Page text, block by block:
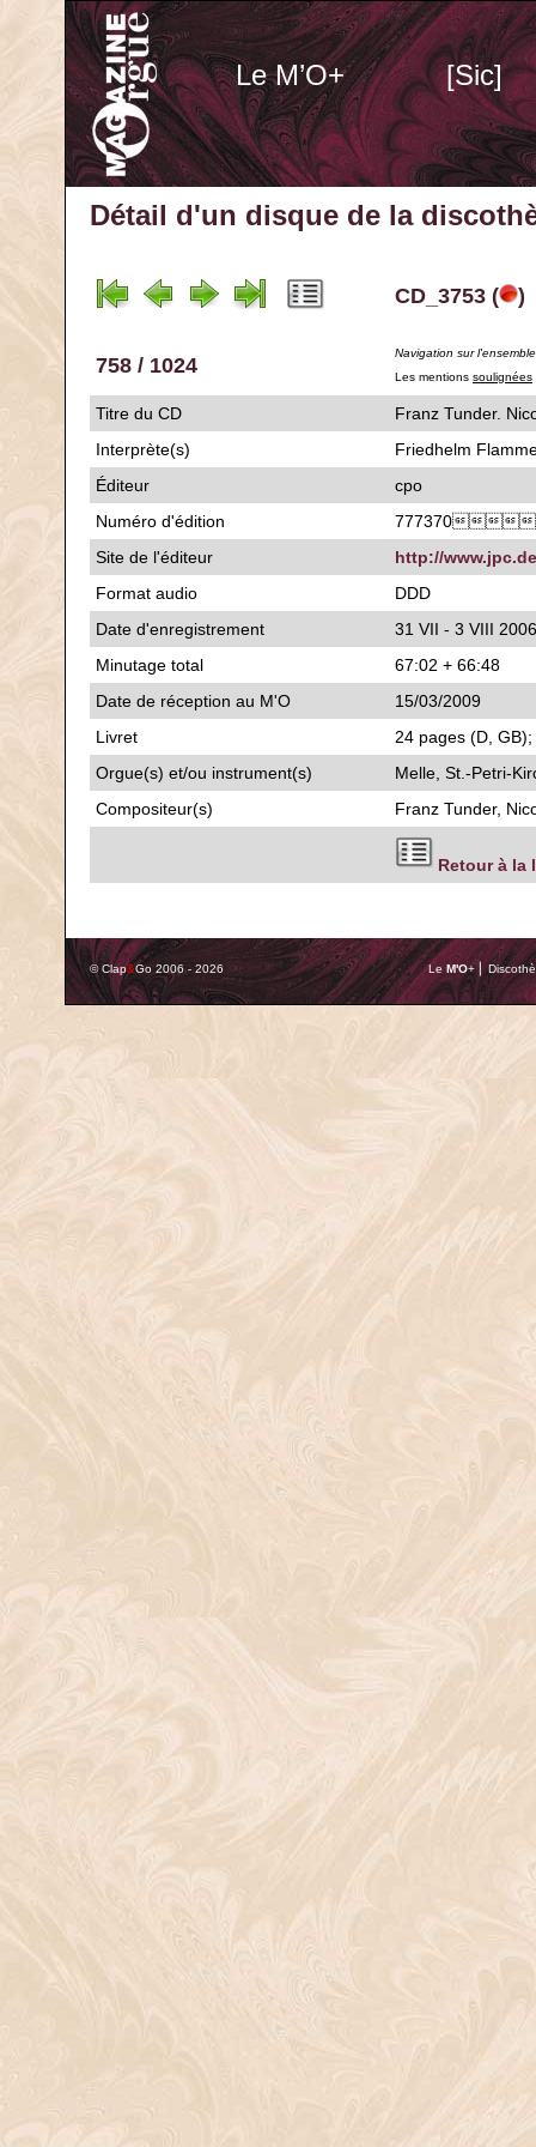
Le M’O+ [Sic]
Détail d'un disque de la
CD_3753 ( )
758 / 1024
Navigation sur
Les mentions soulignées
Titre du CD
Franz
Interprète(s)
Friedhelm
Éditeur
cpo
Numéro d'édition
Site de l'éditeur
http://www.jpc.de
Format audio
DDD
Date d'enregistrement
31 VII - 3 VIII 2006
Minutage total
67:02 + 66:48
Date de réception au M'O
15/03/2009
Livret
24 pages (D,
Orgue(s) et/ou instrument(s)
Melle, St.-Petri-
Compositeur(s)
Franz Tunder,
Retour à la
© Clap&Go 2006 - 2026 Le M'O+ ⎢